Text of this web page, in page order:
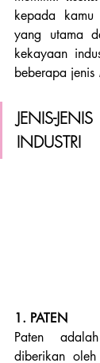
kepada
yang utama
kekayaan
beberapa jenis
JENIS-
INDUSTRI
1. PATEN
Paten
diberikan